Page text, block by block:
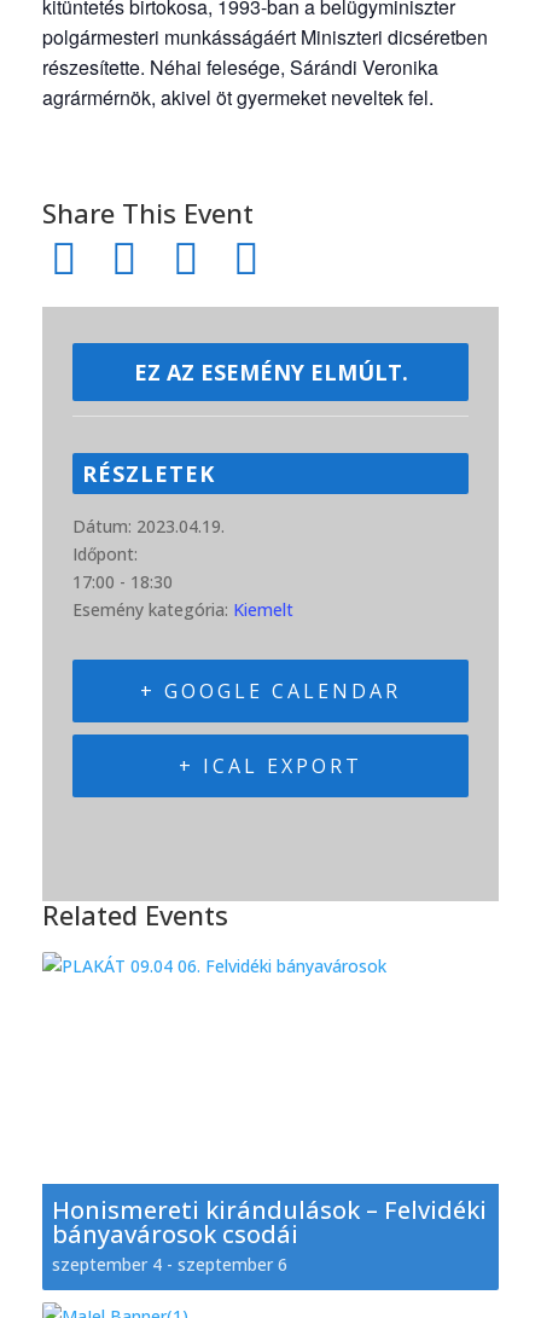
kitüntetés birtokosa, 1993-ban a belügyminiszter
polgármesteri munkásságáért Miniszteri dicséretben
részesítette. Néhai felesége, Sárándi Veronika
agrármérnök, akivel öt gyermeket neveltek fel.
Share This Event
EZ AZ ESEMÉNY ELMÚLT.
RÉSZLETEK
Dátum: 2023.04.19.
Időpont:
17:00 - 18:30
Esemény kategória: Kiemelt
+ GOOGLE CALENDAR
+ ICAL EXPORT
Related Events
Honismereti kirándulások – Felvidéki
bányavárosok csodái
szeptember 4 - szeptember 6